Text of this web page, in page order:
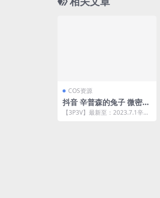
COS资源
抖音 辛普森的兔子 微密圈
NO.021期 【3P3V】最新
【3P3V】最新至：2023.7.1辛普